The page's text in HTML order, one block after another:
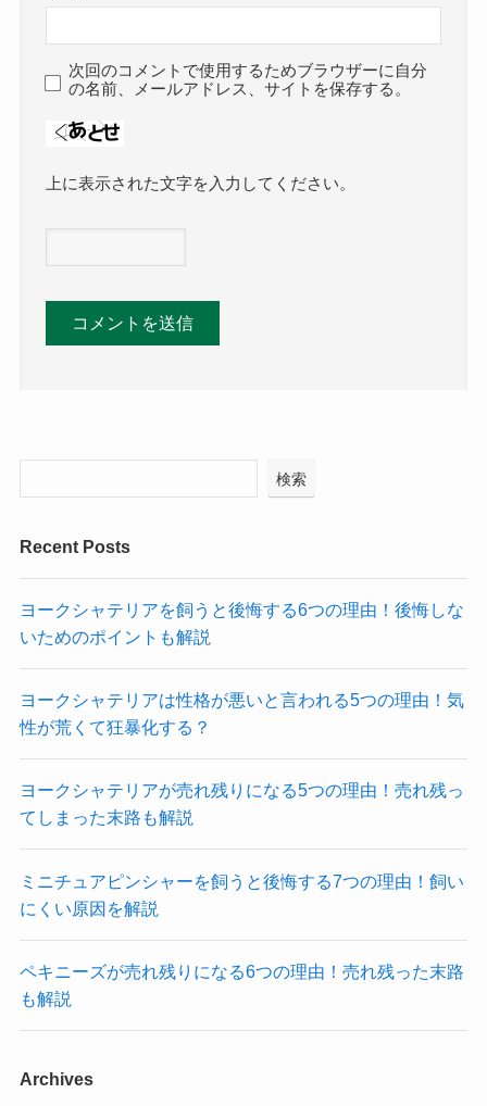
次回のコメントで使用するためブラウザーに自分
の名前、メールアドレス、サイトを保存する。
上に表示された文字を入力してください。
検索
Recent Posts
ヨークシャテリアを飼うと後悔する6つの理由！後悔しな
いためのポイントも解説
ヨークシャテリアは性格が悪いと言われる5つの理由！気
性が荒くて狂暴化する？
ヨークシャテリアが売れ残りになる5つの理由！売れ残っ
てしまった末路も解説
ミニチュアピンシャーを飼うと後悔する7つの理由！飼い
にくい原因を解説
ペキニーズが売れ残りになる6つの理由！売れ残った末路
も解説
Archives